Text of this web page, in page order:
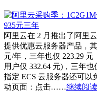
阿里云在 2 月推出了阿里
提供优惠云服务器产品，
元/年，三年也仅 223.29 元
用户仅 332.64 元)，三年
指定 ECS 云服务器还可以
动页面：点击……继续阅